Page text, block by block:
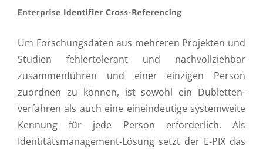
Um Forschungsdaten aus mehreren Projekten und
Studien fehlertolerant und nachvollziehbar
zusammenführen und einer einzigen Person
zuordnen zu können, ist sowohl ein Dubletten­
verfahren als auch eine eineindeutige system­weite
Kennung für jede Person erforderlich. Als
Identitätsmanagement-Lösung setzt der E-PIX das